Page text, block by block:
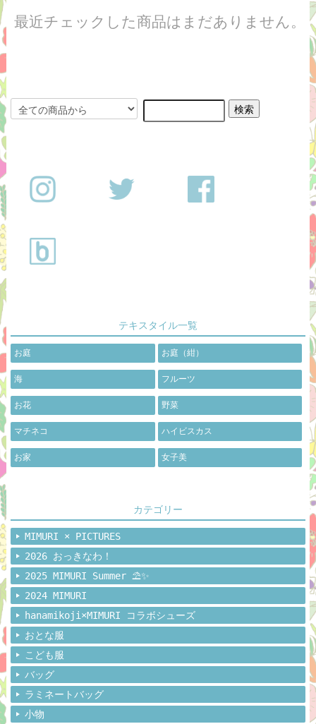
最近チェックした商品はまだありません。
テキスタイル一覧
お庭 お庭（紺）
海 フルーツ
お花 野菜
マチネコ ハイビスカス
お家 女子美
カテゴリー
MIMURI × PICTURES
2026 おっきなわ！
2025 MIMURI Summer ⛱️✨
2024 MIMURI
hanamikoji×MIMURI コラボシューズ
おとな服
こども服
バッグ
ラミネートバッグ
小物